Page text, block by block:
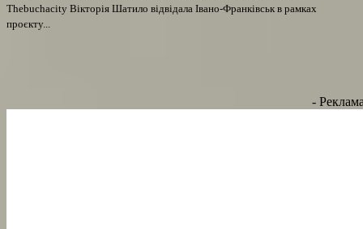
Thebuсhacity Вікторія Шатило відвідала Івано-Франківськ в рамках
проєкту...
-